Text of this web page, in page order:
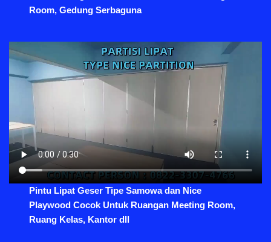
Room, Gedung Serbaguna
Pintu Lipat Geser Tipe Samowa dan Nice
Playwood Cocok Untuk Ruangan Meeting Room,
Ruang Kelas, Kantor dll